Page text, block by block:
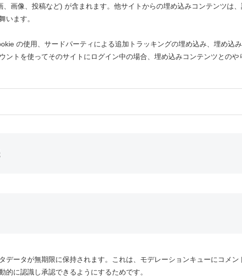
画像、投稿など) が含まれます。他サイトからの埋め込みコンテンツは
います。
の使用、サードパーティによる追加トラッキングの埋め込み、埋め込
ントを使ってそのサイトにログイン中の場合、埋め込みコンテンツとのや
データが無期限に保持されます。これは、モデレーションキューにコメン
に認識し承認できるようにするためです。